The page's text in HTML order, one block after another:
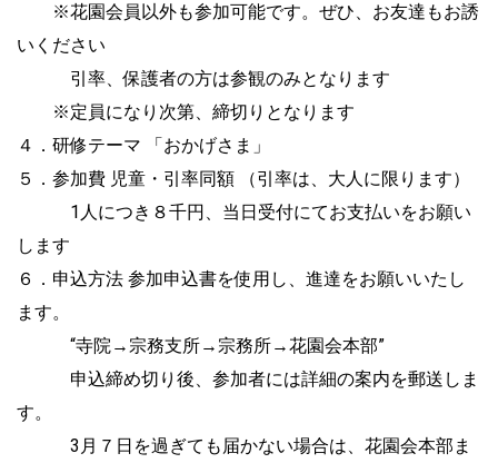
※花園会員以外も参加可能です。ぜひ、お友達もお誘
いください
引率、保護者の方は参観のみとなります
※定員になり次第、締切りとなります
４．研修テーマ 「おかげさま」
５．参加費 児童・引率同額 （引率は、大人に限ります）
1人につき８千円、当日受付にてお支払いをお願い
します
６．申込方法 参加申込書を使用し、進達をお願いいたし
ます。
“寺院→宗務支所→宗務所→花園会本部”
申込締め切り後、参加者には詳細の案内を郵送しま
す。
3月７日を過ぎても届かない場合は、花園会本部ま